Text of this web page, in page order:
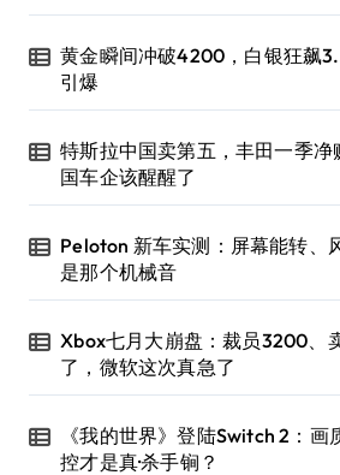
黄金瞬间冲破4200，白银狂飙
引爆
特斯拉中国卖第五，丰田一季
国车企该醒醒了
Peloton 新车实测：屏幕能转、
是那个机械音
Xbox七月大崩盘：裁员3200、
了，微软这次真急了
《我的世界》登陆Switch 2：
控才是真·杀手锏？